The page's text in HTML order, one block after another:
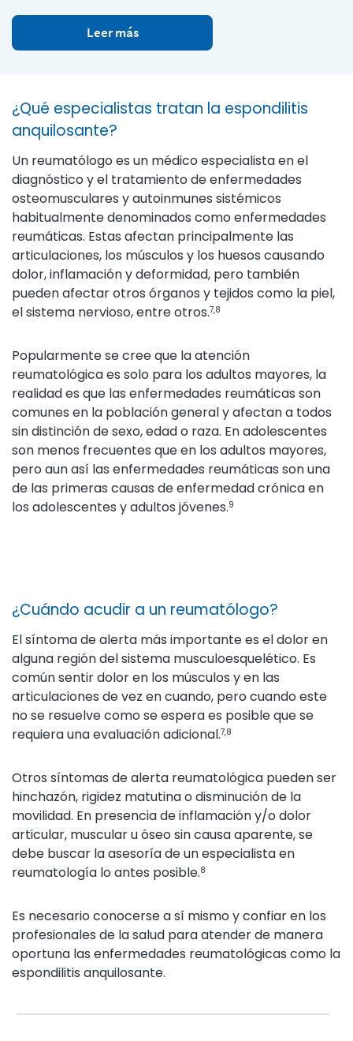
Leer más
¿Qué especialistas tratan la espondilitis
anquilosante?
Un reumatólogo es un médico especialista en el
diagnóstico y el tratamiento de enfermedades
osteomusculares y autoinmunes sistémicos
habitualmente denominados como enfermedades
reumáticas. Estas afectan principalmente las
articulaciones, los músculos y los huesos causando
dolor, inflamación y deformidad, pero también
pueden afectar otros órganos y tejidos como la piel,
el sistema nervioso, entre otros.7,8
Popularmente se cree que la atención
reumatológica es solo para los adultos mayores, la
realidad es que las enfermedades reumáticas son
comunes en la población general y afectan a todos
sin distinción de sexo, edad o raza. En adolescentes
son menos frecuentes que en los adultos mayores,
pero aun así las enfermedades reumáticas son una
de las primeras causas de enfermedad crónica en
los adolescentes y adultos jóvenes.9
¿Cuándo acudir a un reumatólogo?
El síntoma de alerta más importante es el dolor en
alguna región del sistema musculoesquelético. Es
común sentir dolor en los músculos y en las
articulaciones de vez en cuando, pero cuando este
no se resuelve como se espera es posible que se
requiera una evaluación adicional.7,8
Otros síntomas de alerta reumatológica pueden ser
hinchazón, rigidez matutina o disminución de la
movilidad. En presencia de inflamación y/o dolor
articular, muscular u óseo sin causa aparente, se
debe buscar la asesoría de un especialista en
reumatología lo antes posible.8
Es necesario conocerse a sí mismo y confiar en los
profesionales de la salud para atender de manera
oportuna las enfermedades reumatológicas como la
espondilitis anquilosante.